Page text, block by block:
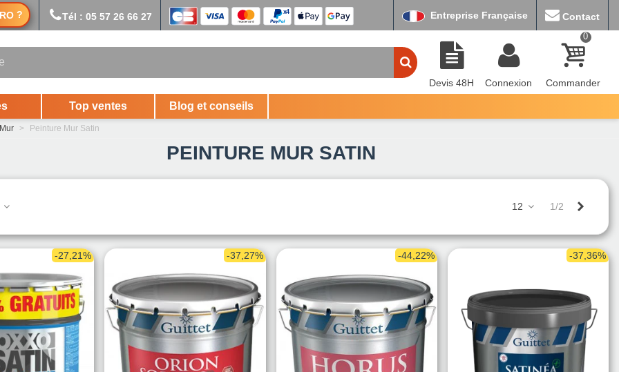
? Tél : 05 57 26 66 27 Entreprise Française Contact
Devis 48H Connexion
0
Commander
Top ventes Blog et conseils
> Peinture Mur Satin
PEINTURE MUR SATIN
12 1/2
-27,21% -37,27% -44,22% -37,36%